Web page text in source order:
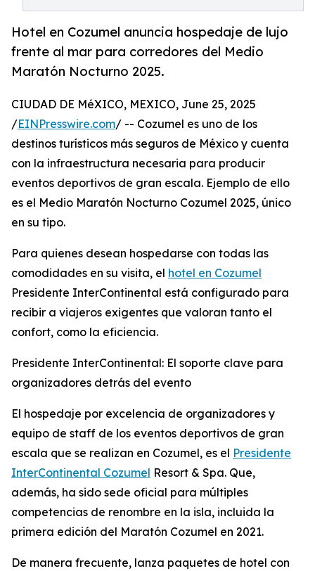
Hotel en Cozumel anuncia hospedaje de lujo
frente al mar para corredores del Medio
Maratón Nocturno 2025.
CIUDAD DE MéXICO, MEXICO, June 25, 2025
/EINPresswire.com/ -- Cozumel es uno de los
destinos turísticos más seguros de México y cuenta
con la infraestructura necesaria para producir
eventos deportivos de gran escala. Ejemplo de ello
es el Medio Maratón Nocturno Cozumel 2025, único
en su tipo.
Para quienes desean hospedarse con todas las
comodidades en su visita, el hotel en Cozumel
Presidente InterContinental está configurado para
recibir a viajeros exigentes que valoran tanto el
confort, como la eficiencia.
Presidente InterContinental: El soporte clave para
organizadores detrás del evento
El hospedaje por excelencia de organizadores y
equipo de staff de los eventos deportivos de gran
escala que se realizan en Cozumel, es el Presidente
InterContinental Cozumel Resort & Spa. Que,
además, ha sido sede oficial para múltiples
competencias de renombre en la isla, incluida la
primera edición del Maratón Cozumel en 2021.
De manera frecuente, lanza paquetes de hotel con